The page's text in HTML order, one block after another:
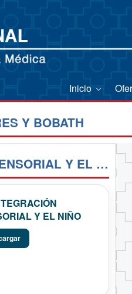
Inicio
Y BOBATH
LA INTEGRACIÓN SENSORIAL Y EL NIÑO
Y EL NIÑO